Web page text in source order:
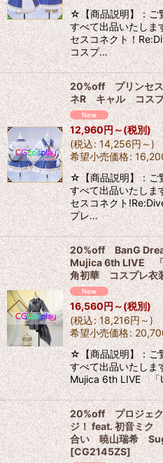
☆【商品説明】：ご
すべて出品いたし
セスコネクト！
コスプ…
20%off プリンセ
ネR キャル コス
12,960円～(税別)
(税込: 14,256円～)
希望小売価格:
☆【商品説明】：ご
すべて出品いたし
セスコネクト
プレ…
20%off BanG
Mujica 6th LIVE
角初華 コスプレ衣
16,560円～(税別)
(税込: 18,216円～)
希望小売価格:
☆【商品説明】：ご
すべて出品いたし
Mujica 6th LIVE 「
20%off プロジェク
ジ！ feat. 初音ミ
合い 暁山瑞希
[CG2145ZS]